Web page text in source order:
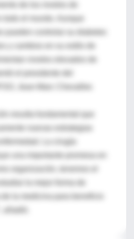
todo el mundo. Aunque
pueden controlar su diabetes
Jean-Marc Chevallier.
nuevas estrategias
La cirugía
una importante promesa en
organización, tenemos el